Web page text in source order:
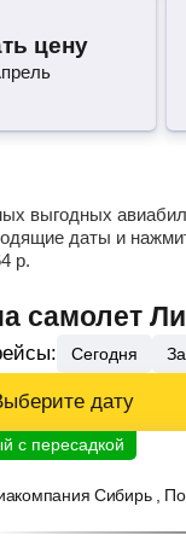
цену
выгодных
даты и
р.
самолет
Сегодня
дату
Сибирь ,